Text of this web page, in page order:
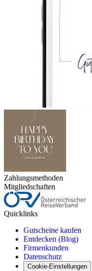
Zahlungsmethoden
Mitgliedschaften
Quicklinks
Gutscheine kaufen
Entdecken (Blog)
Firmenkunden
Datenschutz
Cookie-Einstellungen